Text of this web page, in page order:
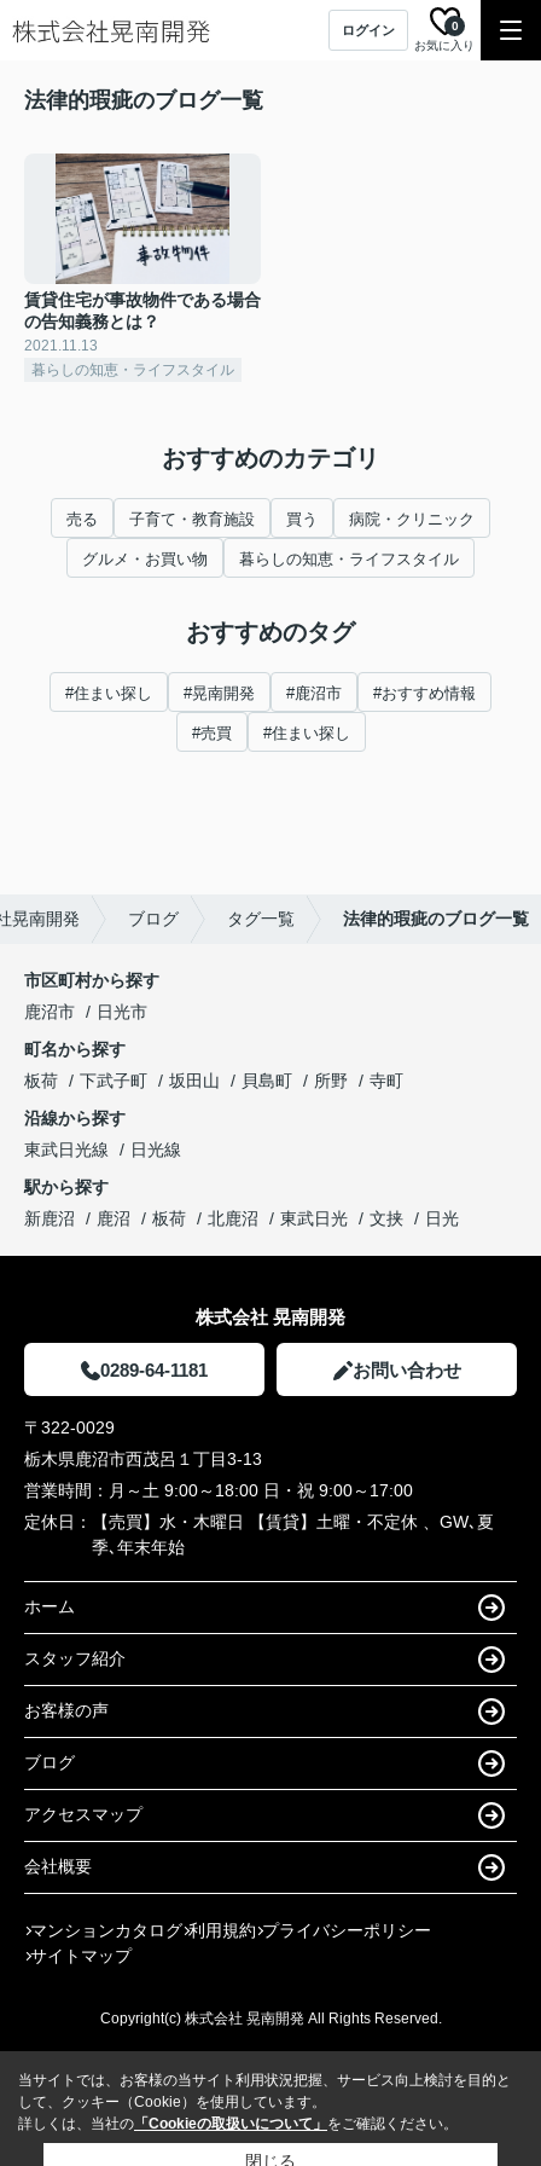
ログイン
お気に入り
0
法律的瑕疵のブログ一覧
賃貸住宅が事故物件である場合
の告知義務とは？
2021.11.13
暮らしの知恵・ライフスタイル
おすすめのカテゴリ
売る 子育て・教育施設 買う 病院・クリニック
グルメ・お買い物 暮らしの知恵・ライフスタイル
おすすめのタグ
#住まい探し #晃南開発 #鹿沼市 #おすすめ情報
#売買 #住まい探し
晃南開発 ブログ タグ一覧 法律的瑕疵のブログ一覧
市区町村から探す
鹿沼市
日光市
町名から探す
板荷
下武子町 坂田山 貝島町 所野
寺町
沿線から探す
東武日光線
日光線
駅から探す
新鹿沼
鹿沼 板荷 北鹿沼 東武日光 文挟 日光
株式会社 晃南開発
0289-64-1181 お問い合わせ
〒322-0029
栃木県鹿沼市西茂呂１丁目3-13
営業時間： 月～土 9:00～18:00 日・祝 9:00～17:00
定休日：
【売買】水・木曜日 【賃貸】土曜・不定休 、GW､夏
季､年末年始
ホーム
スタッフ紹介
お客様の声
ブログ
アクセスマップ
会社概要
マンションカタログ 利用規約 プライバシーポリシー
サイトマップ
Copyright(c) 株式会社 晃南開発 All Rights Reserved.
当サイトでは、お客様の当サイト利用状況把握、サービス向上検討を目的と
して、クッキー（Cookie）を使用しています。
詳しくは、当社の 「Cookieの取扱いについて」 をご確認ください。
閉じる